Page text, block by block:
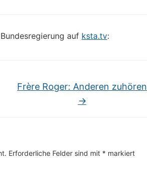
auf ksta.tv:
Frère Roger: Anderen zuhören
→
Erforderliche Felder sind mit * markiert